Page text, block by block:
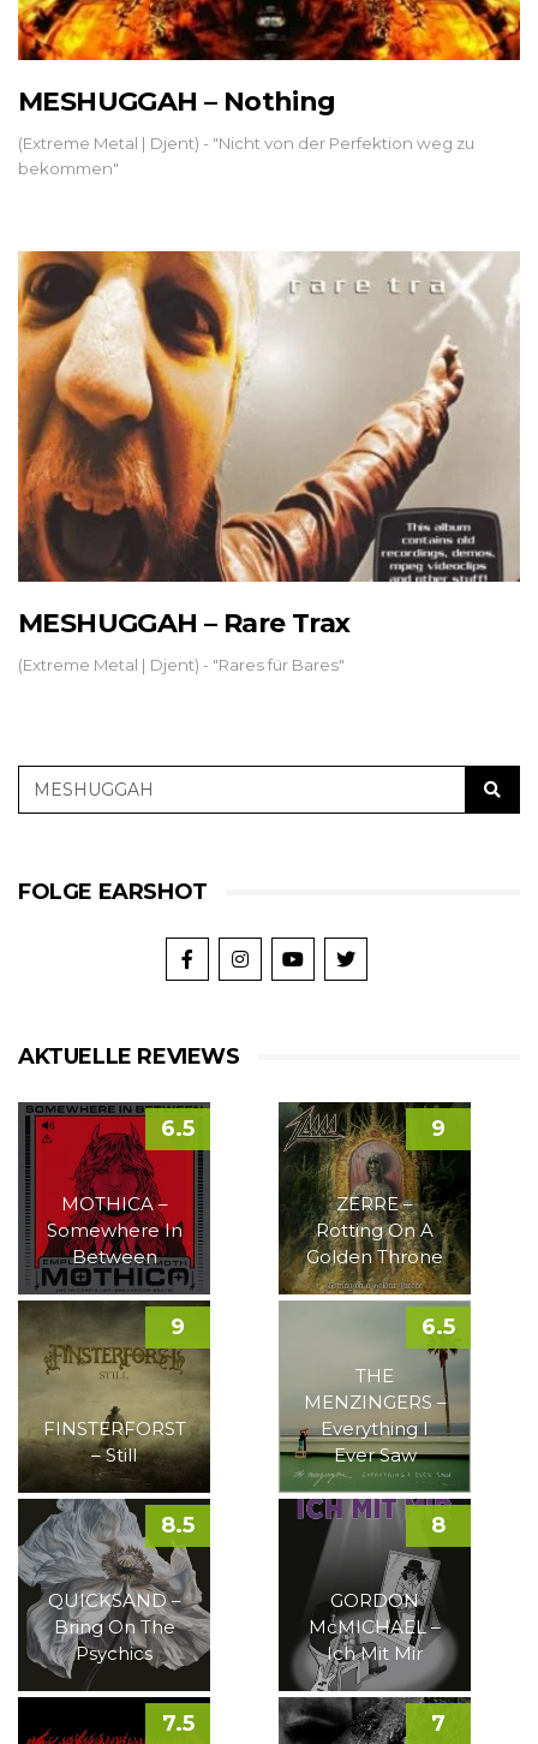
MESHUGGAH – Nothing
(Extreme Metal | Djent) - "Nicht von der Perfektion weg zu
bekommen"
MESHUGGAH – Rare Trax
(Extreme Metal | Djent) - "Rares für Bares"
FOLGE EARSHOT
AKTUELLE REVIEWS
MOTHICA –
Somewhere In
Between
6.5
ZERRE –
Rotting On A
Golden Throne
9
FINSTERFORST
– Still
9
THE
MENZINGERS –
Everything I
Ever Saw
6.5
QUICKSAND –
Bring On The
Psychics
8.5
GORDON
McMICHAEL –
Ich Mit Mir
8
7.5 7